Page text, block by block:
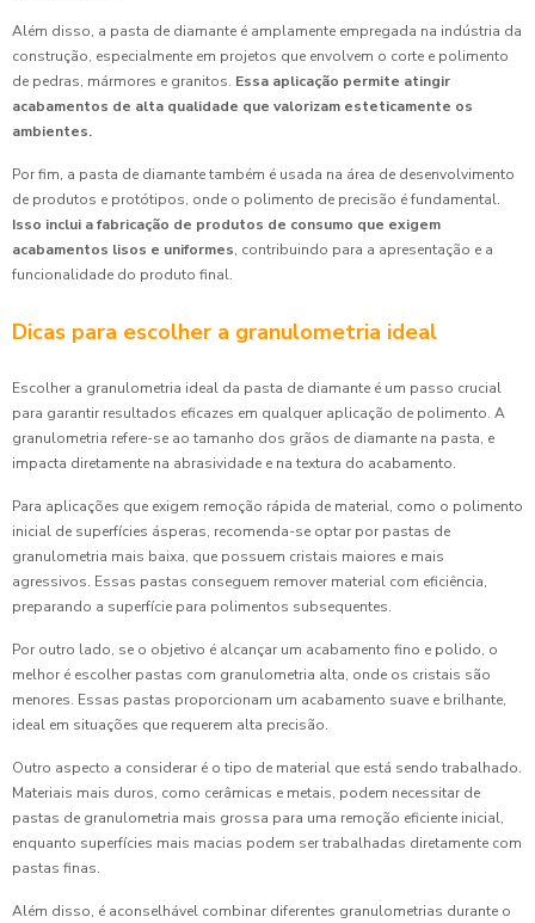
Além disso, a pasta de diamante é amplamente empregada na indústria da
construção, especialmente em projetos que envolvem o corte e polimento
de pedras, mármores e granitos. Essa aplicação permite atingir
acabamentos de alta qualidade que valorizam esteticamente os
ambientes.
Por fim, a pasta de diamante também é usada na área de desenvolvimento
de produtos e protótipos, onde o polimento de precisão é fundamental.
Isso inclui a fabricação de produtos de consumo que exigem
acabamentos lisos e uniformes, contribuindo para a apresentação e a
funcionalidade do produto final.
Dicas para escolher a granulometria ideal
Escolher a granulometria ideal da pasta de diamante é um passo crucial
para garantir resultados eficazes em qualquer aplicação de polimento. A
granulometria refere-se ao tamanho dos grãos de diamante na pasta, e
impacta diretamente na abrasividade e na textura do acabamento.
Para aplicações que exigem remoção rápida de material, como o polimento
inicial de superfícies ásperas, recomenda-se optar por pastas de
granulometria mais baixa, que possuem cristais maiores e mais
agressivos. Essas pastas conseguem remover material com eficiência,
preparando a superfície para polimentos subsequentes.
Por outro lado, se o objetivo é alcançar um acabamento fino e polido, o
melhor é escolher pastas com granulometria alta, onde os cristais são
menores. Essas pastas proporcionam um acabamento suave e brilhante,
ideal em situações que requerem alta precisão.
Outro aspecto a considerar é o tipo de material que está sendo trabalhado.
Materiais mais duros, como cerâmicas e metais, podem necessitar de
pastas de granulometria mais grossa para uma remoção eficiente inicial,
enquanto superfícies mais macias podem ser trabalhadas diretamente com
pastas finas.
Além disso, é aconselhável combinar diferentes granulometrias durante o